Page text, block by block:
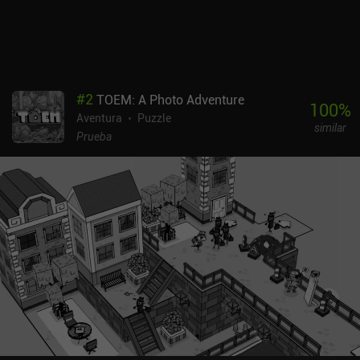
#2 TOEM: A Photo Adventure
Aventura
Puzzle
Prueba
100%
similar